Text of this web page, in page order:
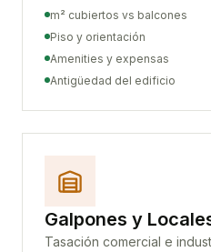
m² cubiertos vs balcones
Piso y orientación
Amenities y expensas
Antigüedad del edificio
Galpones y
Tasación comercial e